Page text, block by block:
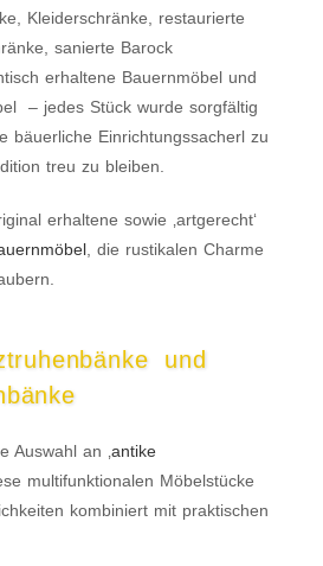
Kleiderschränke, restaurierte
sanierte Barock
erhaltene Bauernmöbel und
– jedes Stück wurde sorgfältig
bäuerliche Einrichtungssacherl zu
treu zu bleiben.
erhaltene sowie ‚artgerecht‘
, die rustikalen Charme
und
Auswahl an ‚antike
multifunktionalen Möbelstücke
kombiniert mit praktischen